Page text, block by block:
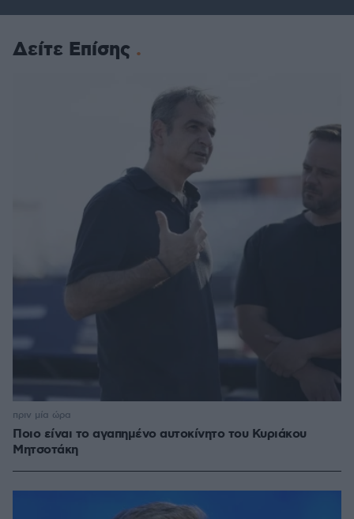
Δείτε Επίσης
Ποιο είναι το αγαπημένο αυτοκίνητο του Κυριάκου
Μητσοτάκη
πριν μία ώρα